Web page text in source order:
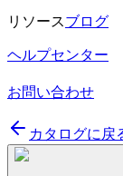
リソースブログ
ヘルプセンター
お問い合わせ
カタログに戻